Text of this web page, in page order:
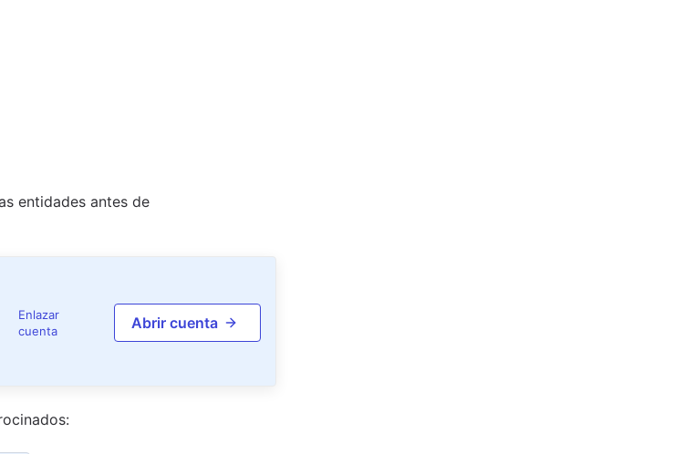
entidades antes de
Enlazar
cuenta
Abrir cuenta
s: